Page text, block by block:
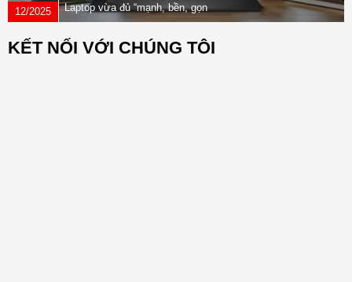
12/2025
Laptop vừa đủ “mạnh, bền, gọn
nhẹ” dành cho dân văn phòng
KẾT NỐI VỚI CHÚNG TÔI